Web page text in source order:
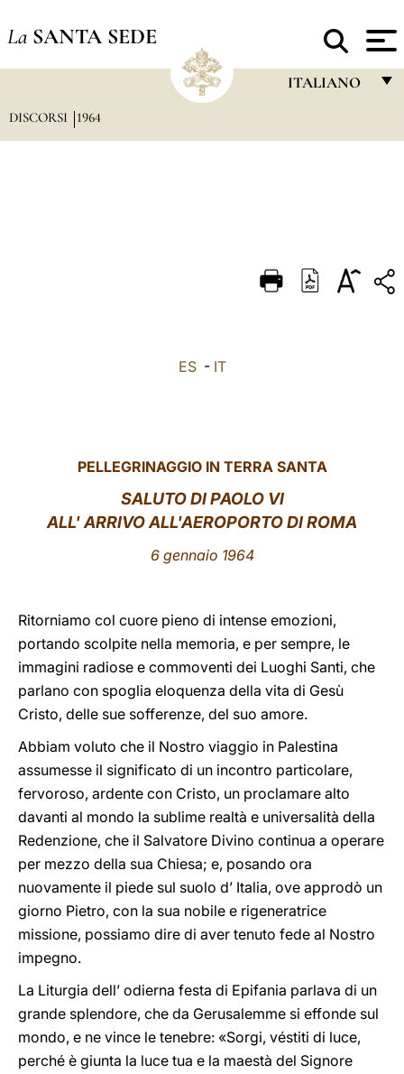
La SANTA SEDE
ITALIANO
DEUTSCH
DISCORSI 1964
ES- IT
PELLEGRINAGGIO IN TERRA SANTA
SALUTO DI PAOLO VI
ALL' ARRIVO ALL'AEROPORTO DI ROMA
6 gennaio 1964
Ritorniamo col cuore pieno di intense emozioni,
portando scolpite nella memoria, e per sempre, le
immagini radiose e commoventi dei Luoghi Santi, che
parlano con spoglia eloquenza della vita di Gesù
Cristo, delle sue sofferenze, del suo amore.
Abbiam voluto che il Nostro viaggio in Palestina
assumesse il significato di un incontro particolare,
fervoroso, ardente con Cristo, un proclamare alto
davanti al mondo la sublime realtà e universalità della
Redenzione, che il Salvatore Divino continua a operare
per mezzo della sua Chiesa; e, posando ora
nuovamente il piede sul suolo d’ Italia, ove approdò un
giorno Pietro, con la sua nobile e rigeneratrice
missione, possiamo dire di aver tenuto fede al Nostro
impegno.
La Liturgia dell’ odierna festa di Epifania parlava di un
grande splendore, che da Gerusalemme si effonde sul
mondo, e ne vince le tenebre: «Sorgi, véstiti di luce,
perché è giunta la luce tua e la maestà del Signore